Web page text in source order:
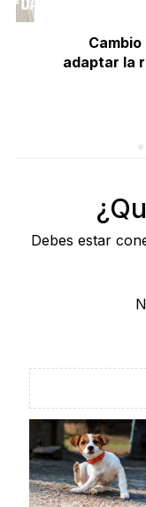
adaptar la
Debes estar